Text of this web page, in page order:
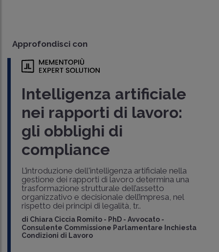
Approfondisci con
Intelligenza artificiale
nei rapporti di lavoro:
gli obblighi di
compliance
L’introduzione dell'intelligenza artificiale nella
gestione dei rapporti di lavoro determina una
trasformazione strutturale dell’assetto
organizzativo e decisionale dell’impresa, nel
rispetto dei principi di legalità, tr..
di Chiara Ciccia Romito - PhD - Avvocato -
Consulente Commissione Parlamentare Inchiesta
Condizioni di Lavoro